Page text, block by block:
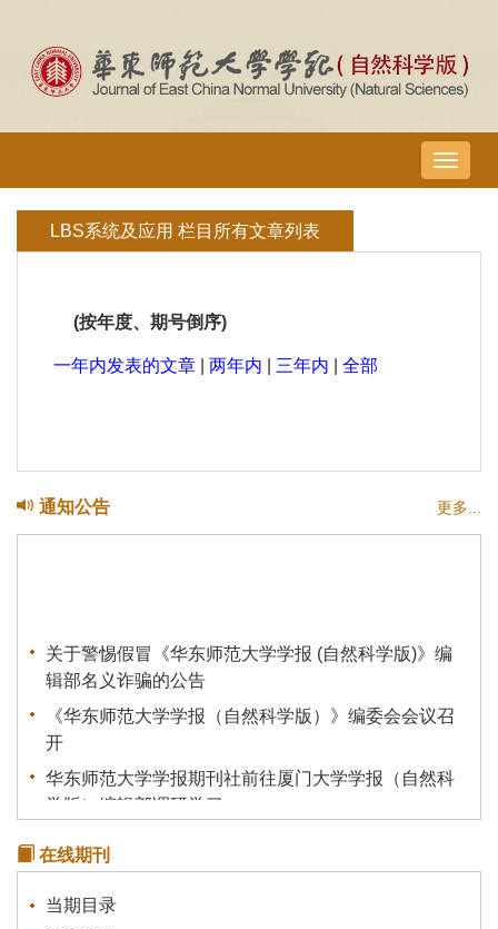
导
航
LBS系统及应用 栏目所有文章列表
(按年度、期号倒序)
一年内发表的文章 两年内 三年内 全部
通知公告 更多...
关于警惕假冒《华东师范大学学报 (自然科学版)》编
辑部名义诈骗的公告
《华东师范大学学报（自然科学版）》编委会会议召
开
华东师范大学学报期刊社前往厦门大学学报（自然科
学版）编辑部调研学习
《统计理论及其应用》征稿通知
关于有不法分子冒充本刊行骗的声明
在线期刊
当期目录